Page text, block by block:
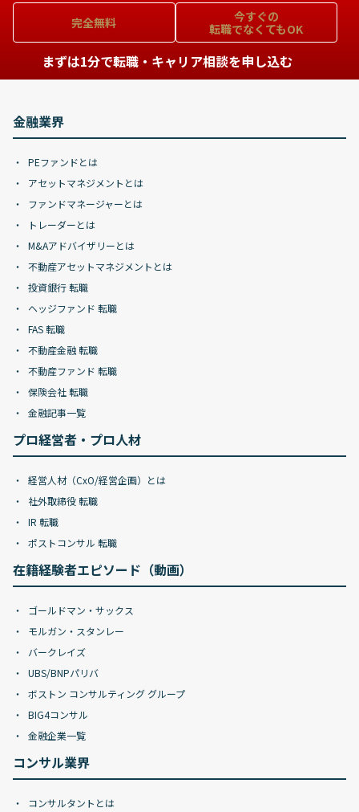
完全無料
今すぐの
転職でなくてもOK
まずは1分で転職・キャリア相談を申し込む
金融業界
PEファンドとは
アセットマネジメントとは
ファンドマネージャーとは
トレーダーとは
M&Aアドバイザリーとは
不動産アセットマネジメントとは
投資銀行 転職
ヘッジファンド 転職
FAS 転職
不動産金融 転職
不動産ファンド 転職
保険会社 転職
金融記事一覧
プロ経営者・プロ人材
経営人材（CxO/経営企画）とは
社外取締役 転職
IR 転職
ポストコンサル 転職
在籍経験者エピソード（動画）
ゴールドマン・サックス
モルガン・スタンレー
バークレイズ
UBS/BNPパリバ
ボストン コンサルティング グループ
BIG4コンサル
金融企業一覧
コンサル業界
コンサルタントとは